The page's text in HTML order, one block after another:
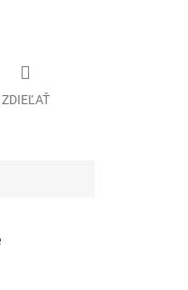
ZDIEĽAŤ